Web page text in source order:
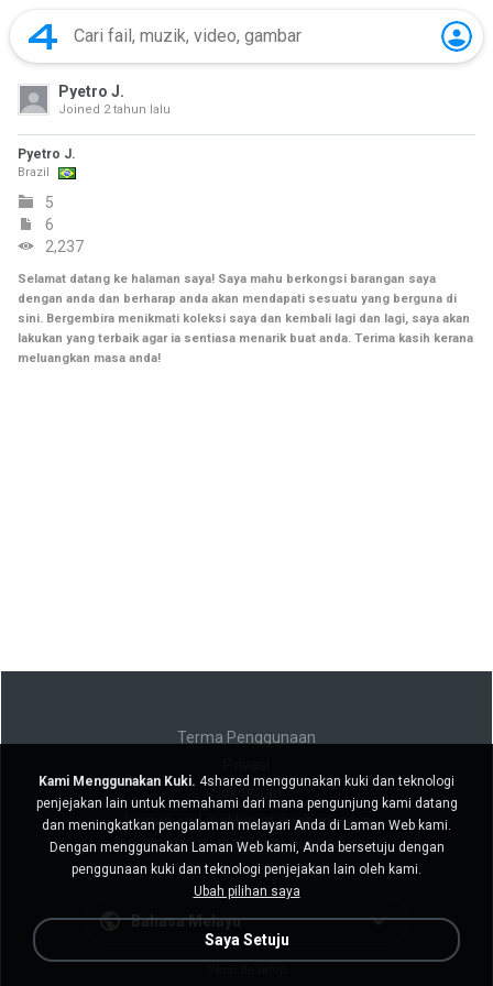
Pyetro J.
Joined 2 tahun lalu
Pyetro J.
Brazil
5
6
2,237
Selamat datang ke halaman saya! Saya mahu berkongsi barangan saya
dengan anda dan berharap anda akan mendapati sesuatu yang berguna di
sini. Bergembira menikmati koleksi saya dan kembali lagi dan lagi, saya akan
lakukan yang terbaik agar ia sentiasa menarik buat anda. Terima kasih kerana
meluangkan masa anda!
Terma Penggunaan
Jangan jual maklumat peribadi saya
Jangan kongsi maklumat peribadi saya
Bahasa Melayu
Kami Menggunakan Kuki. 4shared menggunakan kuki dan teknologi
penjejakan lain untuk memahami dari mana pengunjung kami datang
dan meningkatkan pengalaman melayari Anda di Laman Web kami.
Dengan menggunakan Laman Web kami, Anda bersetuju dengan
penggunaan kuki dan teknologi penjejakan lain oleh kami.
Ubah pilihan saya
Saya Setuju